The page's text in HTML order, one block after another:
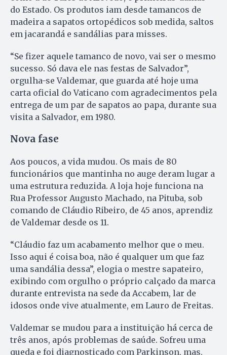
do Estado. Os produtos iam desde tamancos de
madeira a sapatos ortopédicos sob medida, saltos
em jacarandá e sandálias para misses.
“Se fizer aquele tamanco de novo, vai ser o mesmo
sucesso. Só dava ele nas festas de Salvador”,
orgulha-se Valdemar, que guarda até hoje uma
carta oficial do Vaticano com agradecimentos pela
entrega de um par de sapatos ao papa, durante sua
visita a Salvador, em 1980.
Nova fase
Aos poucos, a vida mudou. Os mais de 80
funcionários que mantinha no auge deram lugar a
uma estrutura reduzida. A loja hoje funciona na
Rua Professor Augusto Machado, na Pituba, sob
comando de Cláudio Ribeiro, de 45 anos, aprendiz
de Valdemar desde os 11.
“Cláudio faz um acabamento melhor que o meu.
Isso aqui é coisa boa, não é qualquer um que faz
uma sandália dessa”, elogia o mestre sapateiro,
exibindo com orgulho o próprio calçado da marca
durante entrevista na sede da Accabem, lar de
idosos onde vive atualmente, em Lauro de Freitas.
Valdemar se mudou para a instituição há cerca de
três anos, após problemas de saúde. Sofreu uma
queda e foi diagnosticado com Parkinson, mas,